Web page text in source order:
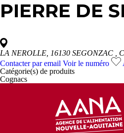
PIERRE DE
LA NEROLLE, 16130 SEGONZAC
,
Contacter par email Voir le numéro
Catégorie(s) de produits
Cognacs